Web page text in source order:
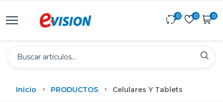
0 0 0
Inicio PRODUCTOS Celulares Y Tablets